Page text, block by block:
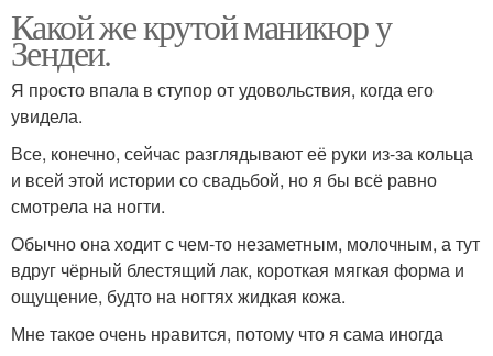
Какой же крутой маникюр у
Зендеи.
Я просто впала в ступор от удовольствия, когда его
увидела.
Все, конечно, сейчас разглядывают её руки из-за кольца
и всей этой истории со свадьбой, но я бы всё равно
смотрела на ногти.
Обычно она ходит с чем-то незаметным, молочным, а тут
вдруг чёрный блестящий лак, короткая мягкая форма и
ощущение, будто на ногтях жидкая кожа.
Мне такое очень нравится, потому что я сама иногда